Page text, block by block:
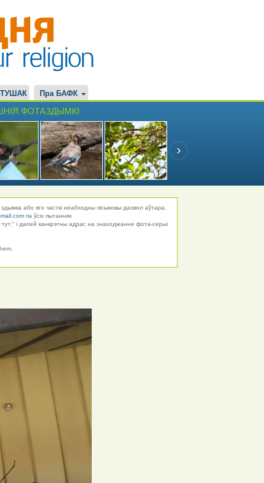
Пра БАФК
ФОТАЗДЫМКІ
або яго часткі неабходны пісьмовы дазвол аўтара.
па ўсіх пытаннях
і далей канкрэтны адрас на знаходжанне фота-серыі